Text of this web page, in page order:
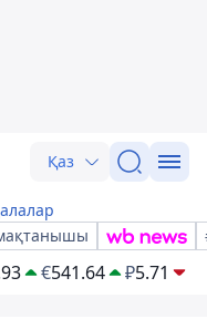
Қаз
€541.64 ₽5.71